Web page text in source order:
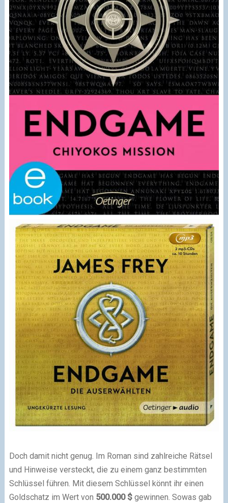
Doch damit nicht genug. Im Roman sind zahlreiche Rätsel
und Hinweise versteckt, die zu einem ganz bestimmten
Schlüssel führen. Mit diesem Schlüssel könnt ihr einen
Goldschatz im Wert von 500.000 $gewinnen. Sowas gab